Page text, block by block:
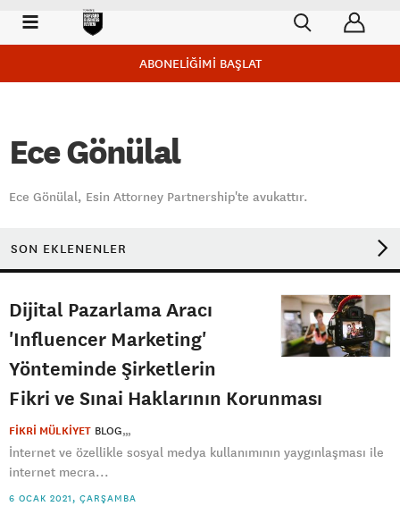
ABONELİĞİMİ BAŞLAT
Ece Gönülal
Ece Gönülal, Esin Attorney Partnership'te avukattır.
SON EKLENENLER
Dijital Pazarlama Aracı
'Influencer Marketing'
Yönteminde Şirketlerin
Fikri ve Sınai Haklarının Korunması
FİKRİ MÜLKİYET BLOG
İnternet ve özellikle sosyal medya kullanımının yaygınlaşması ile
internet mecra...
6 OCAK 2021, ÇARŞAMBA